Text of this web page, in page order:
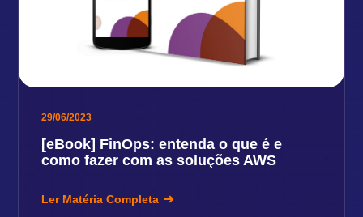
29/06/2023
[eBook] FinOps: entenda o que é e
como fazer com as soluções AWS
Ler Matéria Completa